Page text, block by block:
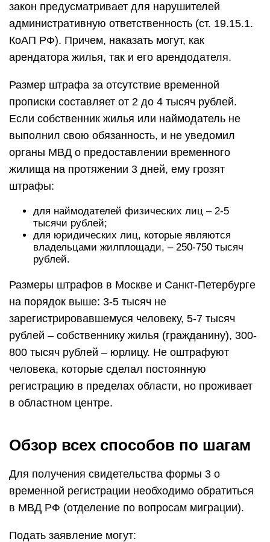
закон предусматривает для нарушителей
административную ответственность (ст. 19.15.1.
КоАП РФ). Причем, наказать могут, как
арендатора жилья, так и его арендодателя.
Размер штрафа за отсутствие временной
прописки составляет от 2 до 4 тысяч рублей.
Если собственник жилья или наймодатель не
выполнил свою обязанность, и не уведомил
органы МВД о предоставлении временного
жилища на протяжении 3 дней, ему грозят
штрафы:
для наймодателей физических лиц – 2-5
тысячи рублей;
для юридических лиц, которые являются
владельцами жилплощади, – 250-750 тысяч
рублей.
Размеры штрафов в Москве и Санкт-Петербурге
на порядок выше: 3-5 тысяч не
зарегистрировавшемуся человеку, 5-7 тысяч
рублей – собственнику жилья (гражданину), 300-
800 тысяч рублей – юрлицу. Не оштрафуют
человека, которые сделал постоянную
регистрацию в пределах области, но проживает
в областном центре.
Обзор всех способов по шагам
Для получения свидетельства формы 3 о
временной регистрации необходимо обратиться
в МВД РФ (отделение по вопросам миграции).
Подать заявление могут: